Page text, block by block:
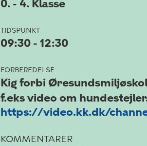
0. - 4. Klasse
TIDSPUNKT
09:30 - 12:30
FORBEREDELSE
Kig forbi
f.eks video om
https://video.kk.dk/
KOMMENTARER